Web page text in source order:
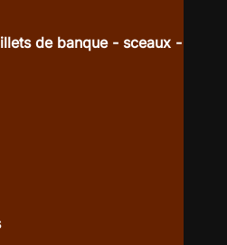
de banque - sceaux -